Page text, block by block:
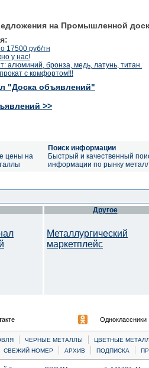
на Промышленной
17500 руб/тн
у нас!
алюминий, бронза, медь, латунь, титан.
с комфортом!!!
"Доска объявлений"
>>
цены на
Поиск информации
Быстрый и качественный
информации по рынку
Другое
Металлургический
маркетплейс
Одноклассники
| ЧЕРНЫЕ МЕТАЛЛЫ | ЦВЕТНЫЕ
СВЕЖИЙ НОМЕР | АРХИВ | ПОДПИСКА |